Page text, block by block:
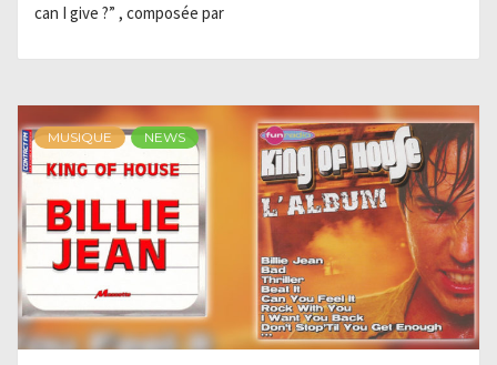
can I give ?” , composée par
MUSIQUE NEWS